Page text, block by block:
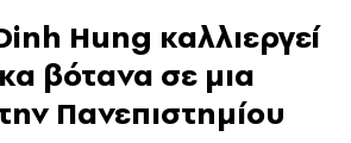
Hung καλλιεργεί
βότανα σε μια
Πανεπιστημίου